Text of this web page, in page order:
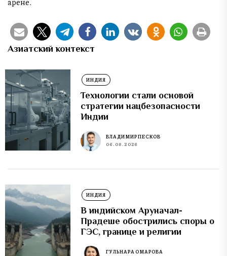
Азиатский контекст
ИНДИЯ
Технологии стали основой
стратегии нацбезопасности
Индии
ВЛАДИМИР ПЕСКОВ
06.08.2026
ИНДИЯ
В индийском Аруначал-
Прадеше обострились споры о
ГЭС, границе и религии
ГУЛЬНАРА ОМАРОВА